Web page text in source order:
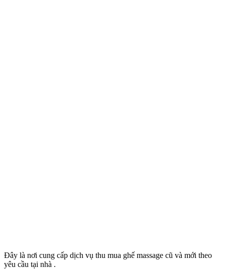
Đây là nơi cung cấp dịch vụ thu mua ghế massage cũ và mới theo
yêu cầu tại nhà .